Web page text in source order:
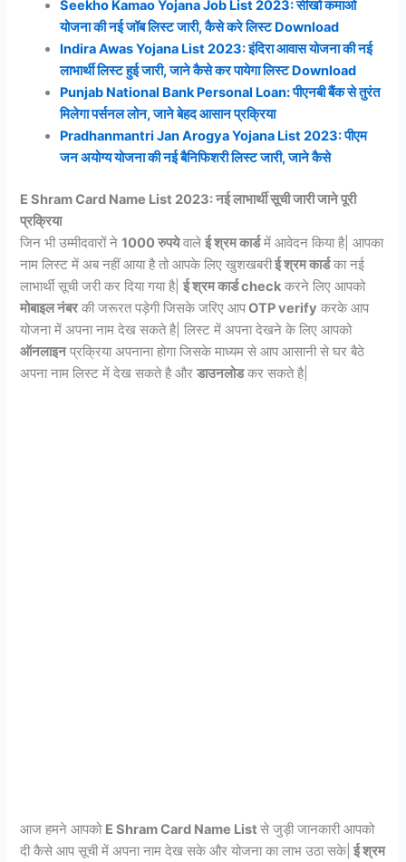
Seekho Kamao Yojana Job List 2023: सीखो कमाओ
योजना की नई जॉब लिस्ट जारी, कैसे करे लिस्ट Download
Indira Awas Yojana List 2023: इंदिरा आवास योजना की नई
लाभार्थी लिस्ट हुई जारी, जाने कैसे कर पायेगा लिस्ट Download
Punjab National Bank Personal Loan: पीएनबी बैंक से तुरंत
मिलेगा पर्सनल लोन, जाने बेहद आसान प्रक्रिया
Pradhanmantri Jan Arogya Yojana List 2023: पीएम
जन अयोग्य योजना की नई बैनिफिशरी लिस्ट जारी, जाने कैसे
E Shram Card Name List 2023: नई लाभार्थी सूची जारी जाने पूरी
प्रक्रिया
जिन भी उम्मीदवारों ने1000 रुपयेवालेई श्रम कार्डमें आवेदन किया है| आपका
नाम लिस्ट में अब नहीं आया है तो आपके लिए खुशखबरीई श्रम कार्डका नई
लाभार्थी सूची जरी कर दिया गया है|ई श्रम कार्ड check करने लिए आपको
मोबाइल नंबरकी जरूरत पड़ेगी जिसके जरिए आपOTP verify करके आप
योजना में अपना नाम देख सकते है| लिस्ट में अपना देखने के लिए आपको
ऑनलाइनप्रक्रिया अपनाना होगा जिसके माध्यम से आप आसानी से घर बैठे
अपना नाम लिस्ट में देख सकते है औरडाउनलोडकर सकते है|
आज हमने आपको E Shram Card Name Listसे जुड़ी जानकारी आपको
दी कैसे आप सूची में अपना नाम देख सके और योजना का लाभ उठा सके| ई श्रम